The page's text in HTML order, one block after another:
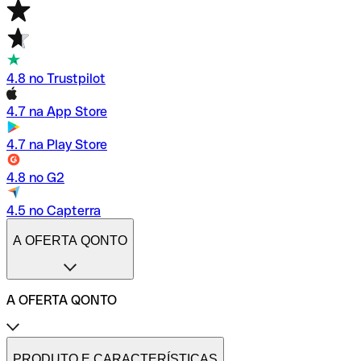
4.8 no Trustpilot
4.7 na App Store
4.7 na Play Store
4.8 no G2
4.5 no Capterra
A OFERTA QONTO
A OFERTA QONTO
Tarifas